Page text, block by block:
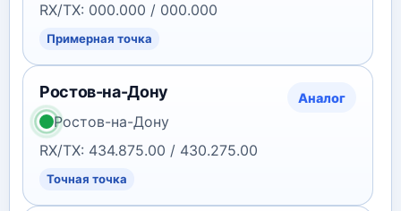
RX/TX: 000.000 / 000.000
Примерная точка
Ростов-на-Дону Аналог
Ростов-на-Дону
RX/TX: 434.875.00 / 430.275.00
Точная точка